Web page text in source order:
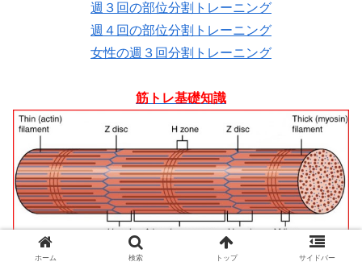
週３回の部位分割トレーニング
週４回の部位分割トレーニング
女性の週３回分割トレーニング
筋トレ基礎知識
筋トレの回数設定 筋トレの適正頻度
ホーム 検索 トップ サイドバー